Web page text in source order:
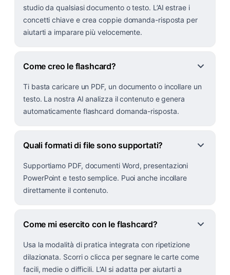
studio da qualsiasi documento o testo. L’AI estrae i
concetti chiave e crea coppie domanda-risposta per
aiutarti a imparare più velocemente.
Come creo le flashcard?
Ti basta caricare un PDF, un documento o incollare un
testo. La nostra AI analizza il contenuto e genera
automaticamente flashcard domanda-risposta.
Quali formati di file sono supportati?
Supportiamo PDF, documenti Word, presentazioni
PowerPoint e testo semplice. Puoi anche incollare
direttamente il contenuto.
Come mi esercito con le flashcard?
Usa la modalità di pratica integrata con ripetizione
dilazionata. Scorri o clicca per segnare le carte come
facili, medie o difficili. L’AI si adatta per aiutarti a